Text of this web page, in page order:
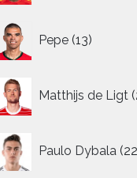
Pepe 13
Matthijs de Ligt
Paulo Dybala 22